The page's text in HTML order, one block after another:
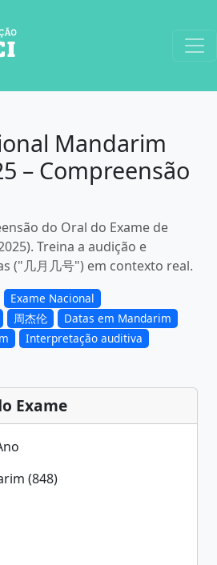
Mandarim
– Compreensão
do Oral do Exame de
Treina a audição e
("几月几号") em contexto real.
Exame Nacional
周杰伦
Datas em Mandarim
Interpretação auditiva
Exame
(848)